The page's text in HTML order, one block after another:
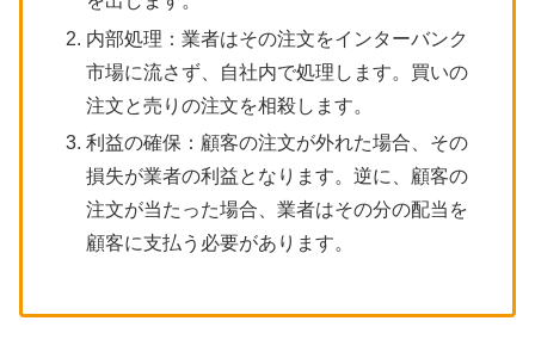
内部処理：業者はその注文をインターバンク
市場に流さず、自社内で処理します。買いの
注文と売りの注文を相殺します。
利益の確保：顧客の注文が外れた場合、その
損失が業者の利益となります。逆に、顧客の
注文が当たった場合、業者はその分の配当を
顧客に支払う必要があります。